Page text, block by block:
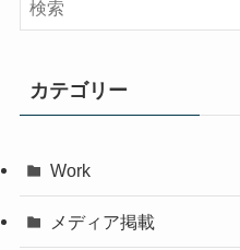
カテゴリー
Work
メディア掲載